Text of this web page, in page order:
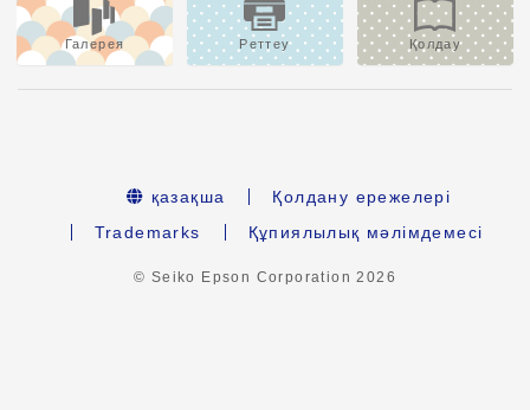
Галерея Реттеу Қолдау
қазақша
Қолдану ережелері
Trademarks
Құпиялылық мәлімдемесі
© Seiko Epson Corporation2026